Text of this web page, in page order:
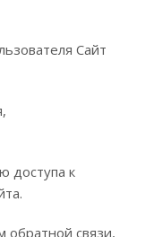
Сайт
доступа к
обратной связи,